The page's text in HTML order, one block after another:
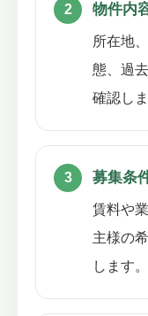
物件内
所在地
態、過
確認しま
募集条
賃料や
主様の
します。